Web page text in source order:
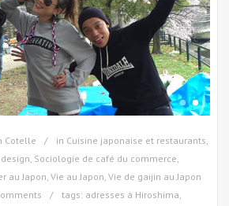
Cotelle in Cuisine japonaise et restaurants,
, Sociologie de café du commerce,
au Japon, Vie au Japon, Vie de gaijin au Japon
tags: adresses à Hiroshima,